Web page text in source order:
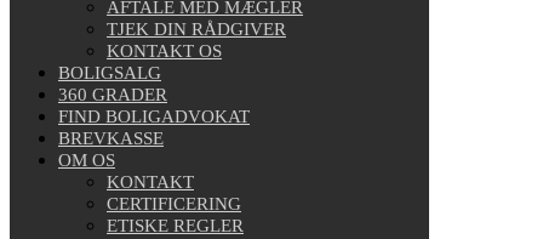
AFTALE MED MÆGLER
TJEK DIN RÅDGIVER
KONTAKT OS
BOLIGSALG
360 GRADER
FIND BOLIGADVOKAT
BREVKASSE
OM OS
KONTAKT
CERTIFICERING
ETISKE REGLER